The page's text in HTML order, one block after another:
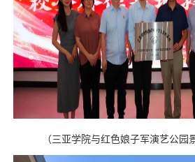
（三亚学院与红色娘子军演艺公园